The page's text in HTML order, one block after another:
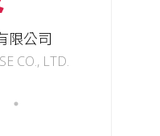
限公司
CO., LTD.